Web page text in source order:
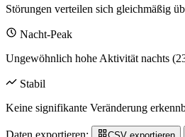
Störungen verteilen sich gleichmäßig
Nacht-Peak
Ungewöhnlich hohe Aktivität nachts
Stabil
Keine signifikante Veränderung
Daten exportieren: